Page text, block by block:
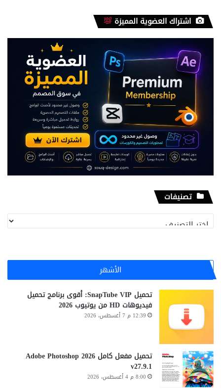
اشتراك العضوية المميزة
تصنيفات
تصنيفات
الأشهر
تحميل SnapTube VIP: أقوى برنامج تحميل
فيديوهات HD من يوتيوب 2026
12:39 م 7 أغسطس، 2026
تحميل مفعل كامل Adobe Photoshop 2026
v27.9.1
8:00 م 4 أغسطس، 2026